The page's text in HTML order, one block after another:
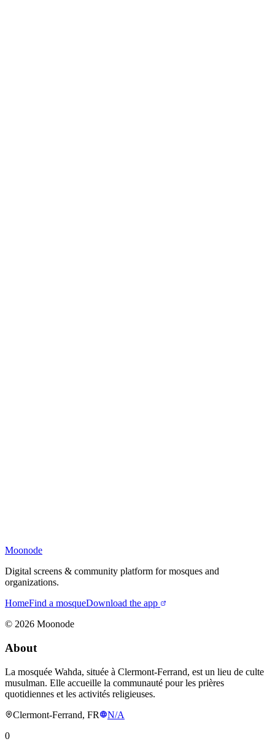
Moonode
Digital screens & community platform for mosques and
organizations.
HomeFind a mosqueDownload the app
© 2026 Moonode
About
La mosquée Wahda, située à Clermont-Ferrand, est un lieu de culte
musulman. Elle accueille la communauté pour les prières
quotidiennes et les activités religieuses.
Clermont-Ferrand, FR
N/A
0